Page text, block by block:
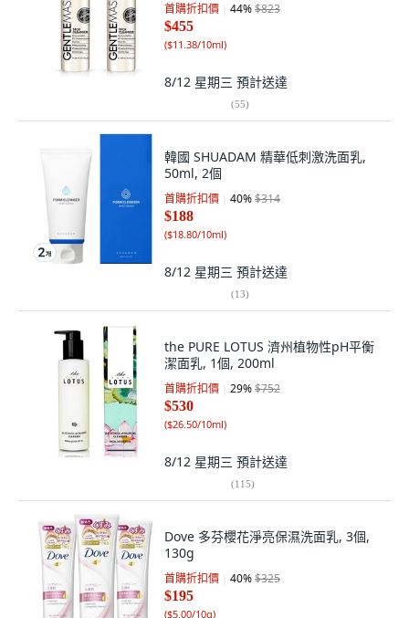
首購折扣價 44%$823
$455
($11.38/10ml)
8/12 星期三 預計送達
(55)
韓國 SHUADAM 精華低刺激洗面乳,
50ml, 2個
首購折扣價 40%$314
$188
($18.80/10ml)
8/12 星期三 預計送達
(13)
the PURE LOTUS 濟州植物性pH平衡
潔面乳, 1個, 200ml
首購折扣價 29%$752
$530
($26.50/10ml)
8/12 星期三 預計送達
(115)
Dove 多芬櫻花淨亮保濕洗面乳, 3個,
130g
首購折扣價 40%$325
$195
($5.00/10g)